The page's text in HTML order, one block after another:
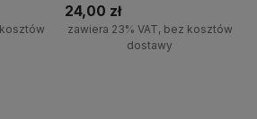
24,00 zł
zawiera 23% VAT, bez kosztów
dostawy